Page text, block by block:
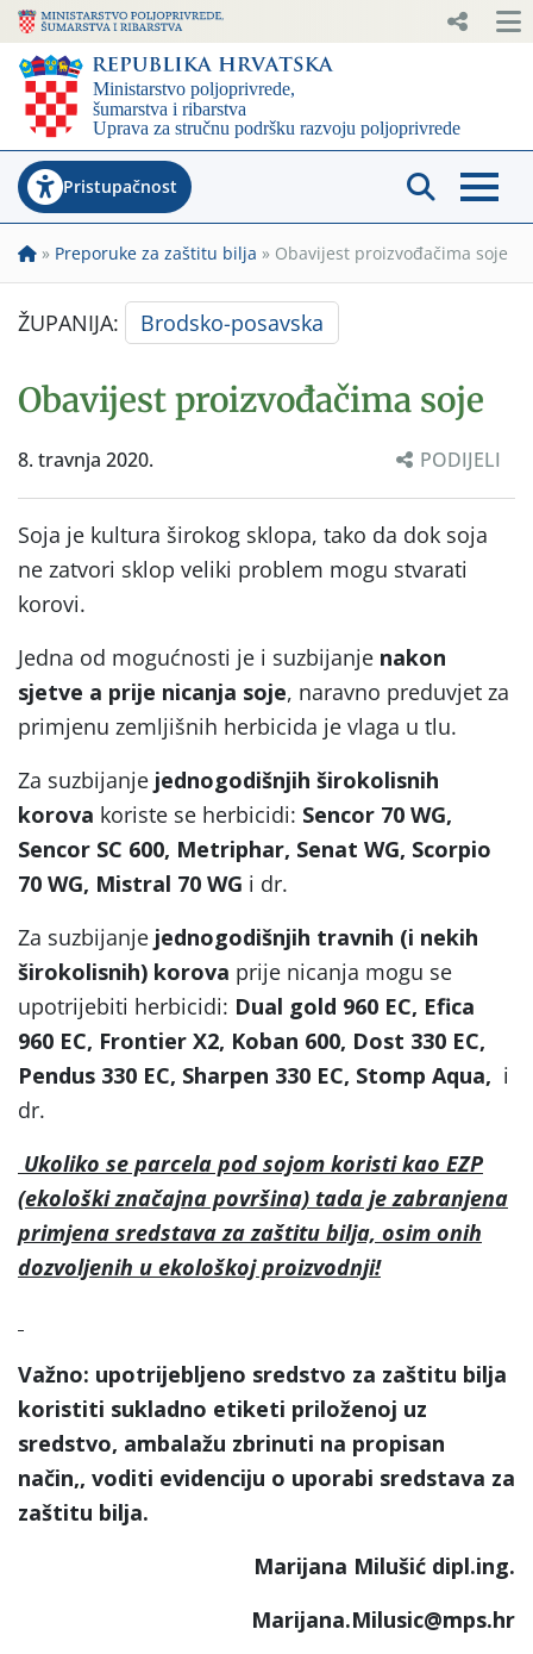
Pristupačnost
» Preporuke za zaštitu bilja » Obavijest proizvođačima soje
ŽUPANIJA: Brodsko-posavska
Obavijest proizvođačima soje
8. travnja 2020. PODIJELI
Soja je kultura širokog sklopa, tako da dok soja
ne zatvori sklop veliki problem mogu stvarati
korovi.
Jedna od mogućnosti je i suzbijanje nakon
sjetve a prije nicanja soje, naravno preduvjet za
primjenu zemljišnih herbicida je vlaga u tlu.
Za suzbijanje jednogodišnjih širokolisnih
korova koriste se herbicidi: Sencor 70 WG,
Sencor SC 600, Metriphar, Senat WG, Scorpio
70 WG, Mistral 70 WG i dr.
Za suzbijanje jednogodišnjih travnih (i nekih
širokolisnih) korova prije nicanja mogu se
upotrijebiti herbicidi: Dual gold 960 EC, Efica
960 EC, Frontier X2, Koban 600, Dost 330 EC,
Pendus 330 EC, Sharpen 330 EC, Stomp Aqua, i
dr.
Ukoliko se parcela pod sojom koristi kao EZP
(ekološki značajna površina) tada je zabranjena
primjena sredstava za zaštitu bilja, osim onih
dozvoljenih u ekološkoj proizvodnji!
Važno: upotrijebljeno sredstvo za zaštitu bilja
koristiti sukladno etiketi priloženoj uz
sredstvo, ambalažu zbrinuti na propisan
način,, voditi evidenciju o uporabi sredstava za
zaštitu bilja.
Marijana Milušić dipl.ing.
Marijana.Milusic@mps.hr